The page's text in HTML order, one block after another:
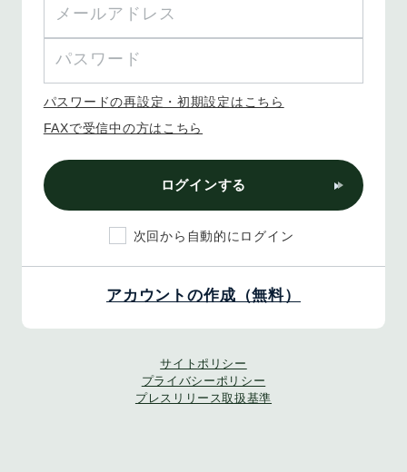
パスワードの再設定・初期設定はこちら
FAXで受信中の方はこちら
ログインする
次回から自動的にログイン
アカウントの作成（無料）
サイトポリシー
プライバシーポリシー
プレスリリース取扱基準